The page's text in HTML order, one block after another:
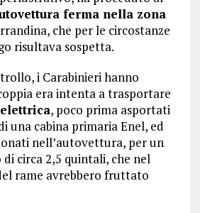
ferma nella zona
che per le circostanze
risultava sospetta.
i Carabinieri hanno
era intenta a trasportare
, poco prima asportati
una cabina primaria Enel, ed
nell’autovettura, per un
di circa 2,5 quintali, che nel
rame avrebbero fruttato